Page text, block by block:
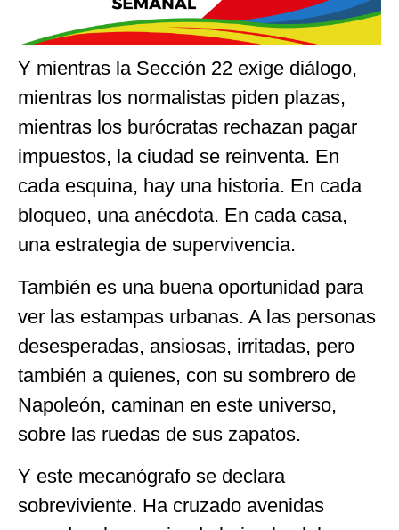
Y mientras la Sección 22 exige diálogo,
mientras los normalistas piden plazas,
mientras los burócratas rechazan pagar
impuestos, la ciudad se reinventa. En
cada esquina, hay una historia. En cada
bloqueo, una anécdota. En cada casa,
una estrategia de supervivencia.
También es una buena oportunidad para
ver las estampas urbanas. A las personas
desesperadas, ansiosas, irritadas, pero
también a quienes, con su sombrero de
Napoleón, caminan en este universo,
sobre las ruedas de sus zapatos.
Y este mecanógrafo se declara
sobreviviente. Ha cruzado avenidas